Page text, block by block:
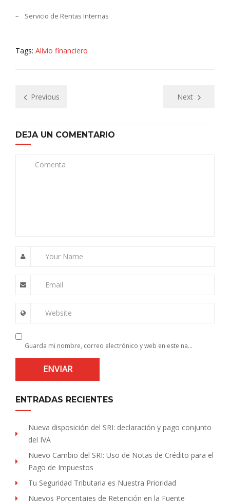
– Servicio de Rentas Internas
Tags: Alivio financiero
Previous Next
DEJA UN COMENTARIO
Comenta
Your Name
Email
Website
Guarda mi nombre, correo electrónico y web en este navegador para la próxima vez que comente.
ENTRADAS RECIENTES
Nueva disposición del SRI: declaración y pago conjunto
del IVA
Nuevo Cambio del SRI: Uso de Notas de Crédito para el
Pago de Impuestos
Tu Seguridad Tributaria es Nuestra Prioridad
Nuevos Porcentajes de Retención en la Fuente